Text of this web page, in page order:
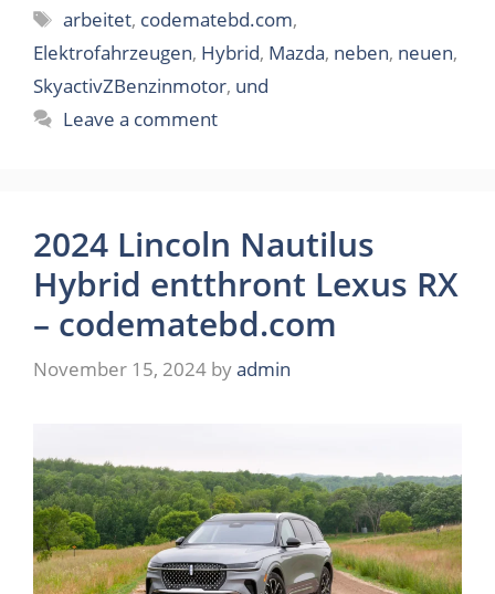
Tags
arbeitet, codematebd.com,
Elektrofahrzeugen, Hybrid, Mazda, neben, neuen,
SkyactivZBenzinmotor, und
Leave a comment
2024 Lincoln Nautilus
Hybrid entthront Lexus RX
– codematebd.com
November 15, 2024 byadmin